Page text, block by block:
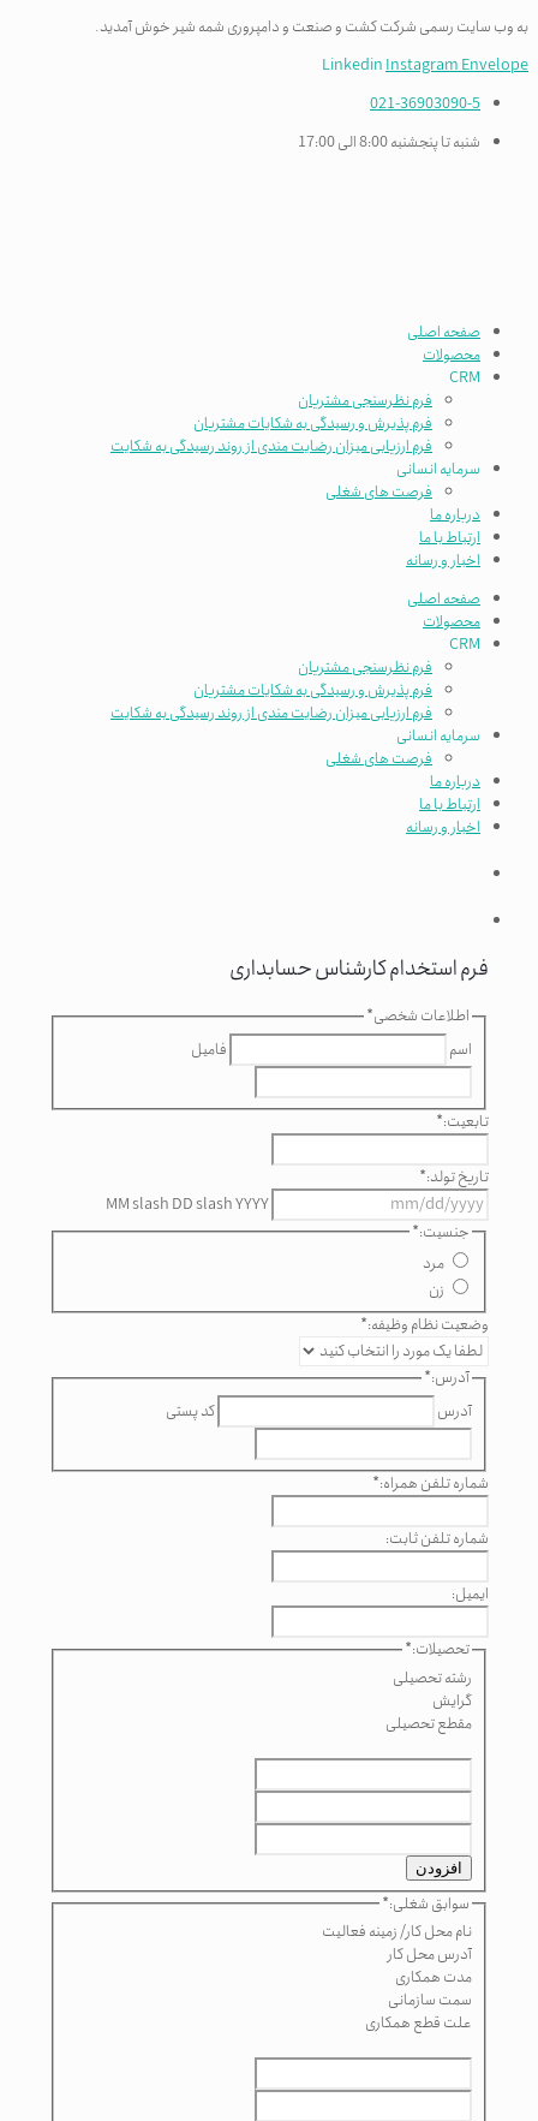
به وب سایت رسمی شرکت کشت و صنعت و دامپروری شمه شیر خوش آمدید.
LinkedinInstagramEnvelope
021-36903090-5
شنبه تا پنجشنبه 8:00 الی 17:00
صفحه اصلی
محصولات
CRM
فرم نظرسنجی مشتریان
فرم پذیرش و رسیدگی به شکایات مشتریان
فرم ارزیابی میزان رضایت مندی از روند رسیدگی به شکایت
سرمایه انسانی
فرصت های شغلی
درباره ما
ارتباط با ما
اخبار و رسانه
صفحه اصلی
محصولات
CRM
فرم نظرسنجی مشتریان
فرم پذیرش و رسیدگی به شکایات مشتریان
فرم ارزیابی میزان رضایت مندی از روند رسیدگی به شکایت
سرمایه انسانی
فرصت های شغلی
درباره ما
ارتباط با ما
اخبار و رسانه
فرم استخدام کارشناس حسابداری
اطلاعات شخصی*
اسم
فامیل
تابعیت:*
تاریخ تولد:*
MM slash DD slash YYYY
جنسیت:*
مرد
زن
وضعیت نظام وظیفه:*
آدرس:*
آدرس
کد پستی
شماره تلفن همراه:*
شماره تلفن ثابت:
ایمیل:
تحصیلات:*
رشته تحصیلی
گرایش
مقطع تحصیلی
افزودن
سوابق شغلی:*
نام محل کار/ زمینه فعالیت
آدرس محل کار
مدت همکاری
سمت سازمانی
علت قطع همکاری